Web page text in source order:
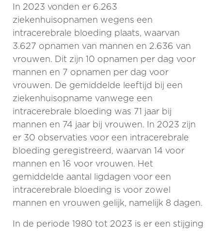
In 2023 vonden er 6.263
ziekenhuisopnamen wegens een
intracerebrale bloeding plaats, waarvan
3.627 opnamen van mannen en 2.636 van
vrouwen. Dit zijn 10 opnamen per dag voor
mannen en 7 opnamen per dag voor
vrouwen. De gemiddelde leeftijd bij een
ziekenhuisopname vanwege een
intracerebrale bloeding was 71 jaar bij
mannen en 74 jaar bij vrouwen. In 2023 zijn
er 30 observaties voor een intracerebrale
bloeding geregistreerd, waarvan 14 voor
mannen en 16 voor vrouwen. Het
gemiddelde aantal ligdagen voor een
intracerebrale bloeding is voor zowel
mannen en vrouwen gelijk, namelijk 8 dagen.
In de periode 1980 tot 2023 is er een stijging